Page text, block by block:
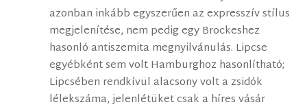
azonban inkább egyszerűen az expresszív stílus
megjelenítése, nem pedig egy Brockeshez
hasonló antiszemita megnyilvánulás. Lipcse
egyébként sem volt Hamburghoz hasonlítható;
Lipcsében rendkívül alacsony volt a zsidók
lélekszáma, jelenlétüket csak a híres vásár